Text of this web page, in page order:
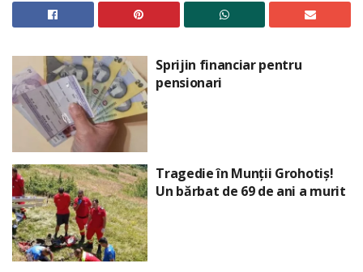
Sprijin financiar pentru
pensionari
Tragedie în Munții Grohotiș!
Un bărbat de 69 de ani a murit